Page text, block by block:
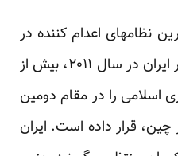
نظامهای اعدام کننده در
جهان است. متوسط اعدام در ایران در سال ۲۰۱۱، بیش از
اسلامی را در مقام دومین
قرار داده است. ایران